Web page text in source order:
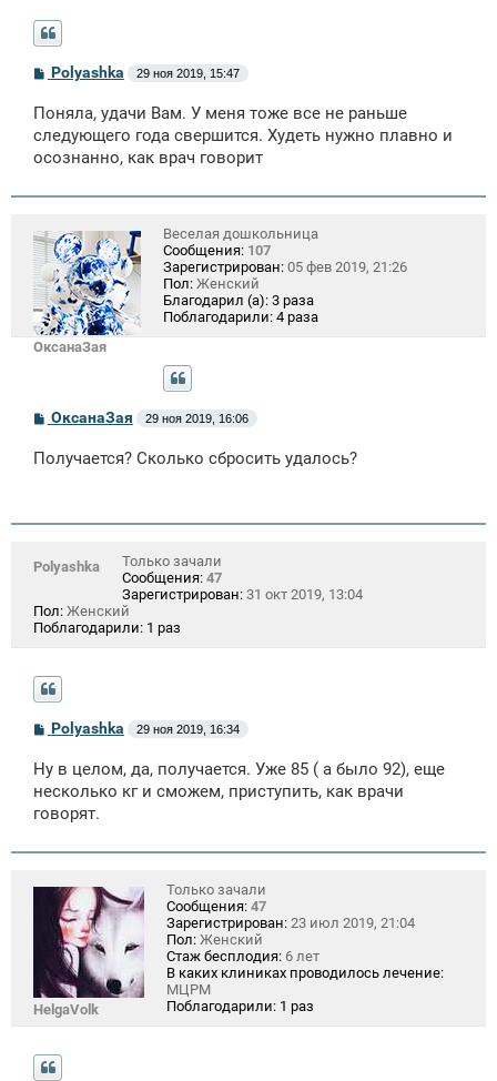
С
о
б
щ
н
е
Polyashka 29 ноя 2019, 15:47
Поняла, удачи Вам. У меня тоже все не раньше
следующего года свершится. Худеть нужно плавно и
осознанно, как врач говорит
ОксанаЗая
Веселая дошкольница
Сообщения: 107
Зарегистрирован: 05 фев 2019, 21:26
Пол: Женский
Благодарил (а): 3 раза
Поблагодарили: 4 раза
С
о
б
и
ОксанаЗая 29 ноя 2019, 16:06
Получается? Сколько сбросить удалось?
Polyashka
Только зачали
Сообщения: 47
Зарегистрирован: 31 окт 2019, 13:04
Пол: Женский
Поблагодарили: 1 раз
С
о
б
щ
н
е
Polyashka 29 ноя 2019, 16:34
Ну в целом, да, получается. Уже 85 ( а было 92), еще
несколько кг и сможем, приступить, как врачи
говорят.
HelgaVolk
Только зачали
Сообщения: 47
Зарегистрирован: 23 июл 2019, 21:04
Пол: Женский
Стаж бесплодия: 6 лет
В каких клиниках проводилось лечение:
МЦРМ
Поблагодарили: 1 раз